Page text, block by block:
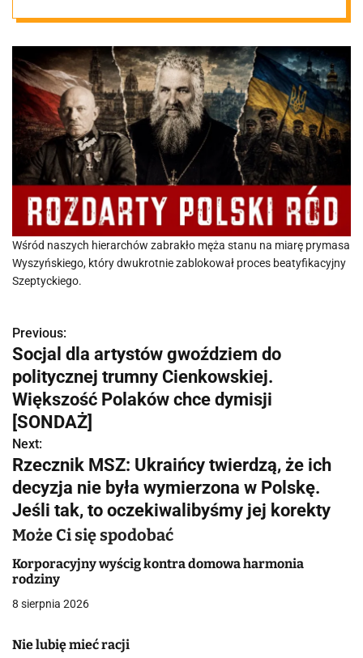
Wśród naszych hierarchów zabrakło męża stanu na miarę prymasa
Wyszyńskiego, który dwukrotnie zablokował proces beatyfikacyjny
Szeptyckiego.
N
a
w
i
g
a
c
j
a
w
p
Previous:
Socjal dla artystów gwoździem do
politycznej trumny Cienkowskiej.
Większość Polaków chce dymisji
[SONDAŻ]
Next:
Rzecznik MSZ: Ukraińcy twierdzą, że ich
decyzja nie była wymierzona w Polskę.
Jeśli tak, to oczekiwalibyśmy jej korekty
Może Ci się spodobać
Korporacyjny wyścig kontra domowa harmonia
rodziny
8 sierpnia 2026
Nie lubię mieć racji